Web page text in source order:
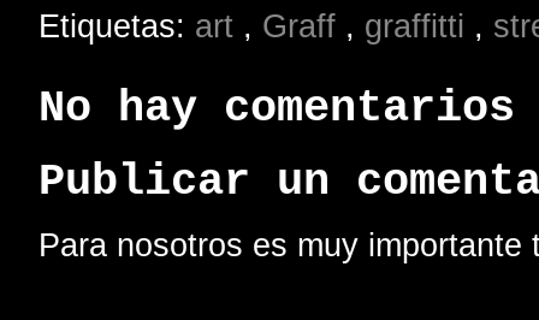
Etiquetas: art , Graff , graffitti ,
No hay
Publicar un
Para nosotros es muy